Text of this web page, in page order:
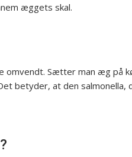
æggets skal.
omvendt. Sætter man æg på
betyder, at den salmonella,